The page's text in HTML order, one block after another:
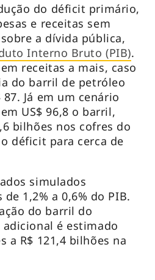
do déficit primário,
e receitas sem
a dívida pública,
Interno Bruto (PIB).
receitas a mais, caso
do barril de petróleo
Já em um cenário
US$ 96,8 o barril,
bilhões nos cofres do
déficit para cerca de
simulados
1,2% a 0,6% do PIB.
do barril do
é estimado
a R$ 121,4 bilhões na